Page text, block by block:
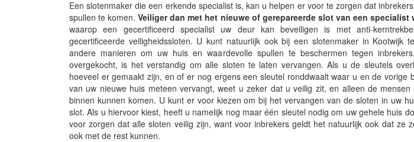
Een slotenmaker die een erkende specialist is, kan u helpen er voor te zorgen dat
spullen te komen. Veiliger dan met het nieuwe of gerepareerde slot van een
waarop een gecertificeerd specialist uw deur kan beveiligen is met anti-
gecertificeerde veiligheidssloten. U kunt natuurlijk ook bij een slotenmaker in Kootwijk
andere manieren om uw huis en waardevolle spullen te beschermen tegen
overgekocht, is het verstandig om alle sloten te laten vervangen. Als u de sleutels
hoeveel er gemaakt zijn, en of er nog ergens een sleutel ronddwaalt waar u en de vorige
van uw nieuwe huis meteen vervangt, weet u zeker dat u veilig zit, en alleen de
binnen kunnen komen. U kunt er voor kiezen om bij het vervangen van de sloten in uw
slot. Als u hiervoor kiest, heeft u namelijk nog maar één sleutel nodig om uw gehele huis
voor zorgen dat alle sloten veilig zijn, want voor inbrekers geldt het natuurlijk ook dat ze
ook met de rest kunnen.